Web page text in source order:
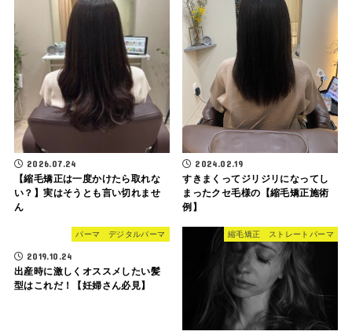
2026.07.24
【縮毛矯正は一度かけたら取れな
い？】実はそうとも言い切れませ
ん
2024.02.19
すきまくってジリジリになってし
まったクセ毛様の【縮毛矯正施術
例】
パーマ デジタルパーマ
2019.10.24
出産時に激しくオススメしたい髪
型はこれだ！【妊婦さん必見】
縮毛矯正 ストレートパーマ